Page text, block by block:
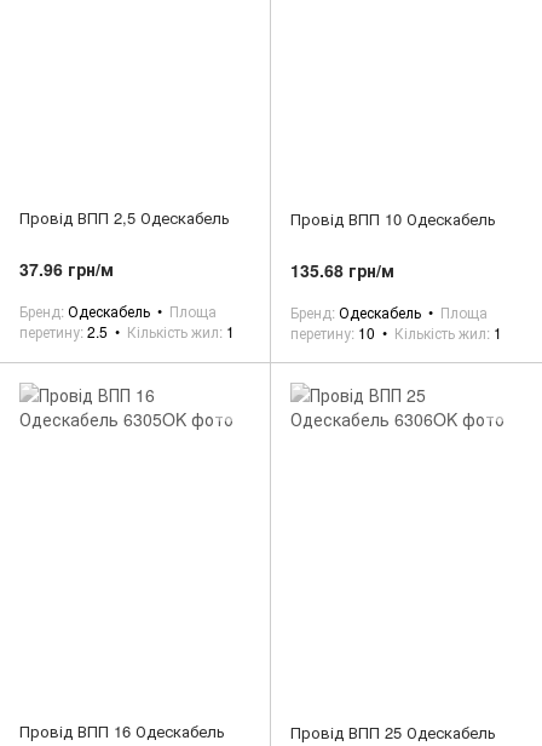
Провід ВПП 2,5 Одескабель
37.96 грн/м
Бренд Одескабель
Площа
перетину 2.5 Кількість жил 1
Провід ВПП 10 Одескабель
135.68 грн/м
Бренд Одескабель
Площа
перетину 10 Кількість жил 1
Провід ВПП 16 Одескабель Провід ВПП 25 Одескабель